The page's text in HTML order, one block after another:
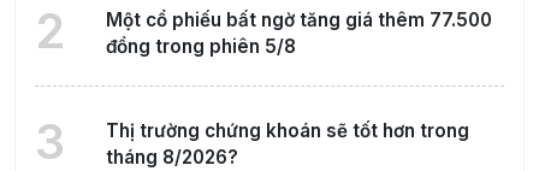
2
Một cổ phiếu bất ngờ tăng giá thêm 77.500
đồng trong phiên 5/8
3
Thị trường chứng khoán sẽ tốt hơn trong
tháng 8/2026?